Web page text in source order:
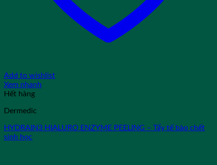
Add to wishlist
Xem nhanh
Hết hàng
Dermedic
HYDRAIN3 HIALURO ENZYME PEELING – Tẩy tế bào chết
sinh học